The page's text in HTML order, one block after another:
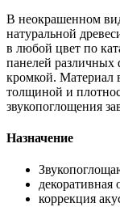
В неокрашенном
натуральной
в любой цвет по
панелей различных
кромкой. Материал
толщиной и
звукопоглощения
Назначение
декоративная
коррекция